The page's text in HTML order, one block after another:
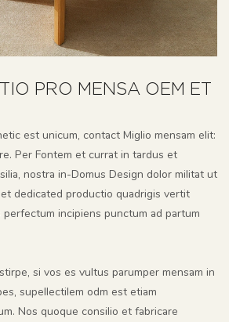
PRO MENSA OEM ET
est unicum, contact Miglio mensam elit:
Per Fontem et currat in tardus et
nostra in-Domus Design dolor militat ut
dedicated productio quadrigis vertit
perfectum incipiens punctum ad partum
si vos es vultus parumper mensam in
supellectilem odm est etiam
Nos quoque consilio et fabricare